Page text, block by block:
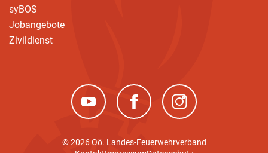
syBOS
Jobangebote
Zivildienst
(neues Fenster)(neues Fenster)(neues Fenster)
© 2026 Oö. Landes-Feuerwehrverband